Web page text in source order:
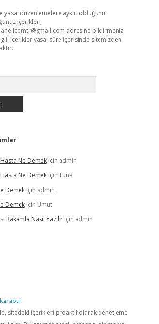
yasal düzenlemelere aykırı olduğunu
içerikleri,
adresine bildirmeniz
içerikler yasal süre içerisinde sitemizden
Ne Demekiçin admin
Ne Demekiçin Tuna
Demekiçin admin
Demekiçin Umut
Rakamla Nasıl Yazılıriçin admin
sitedeki içerikleri proaktif olarak denetleme